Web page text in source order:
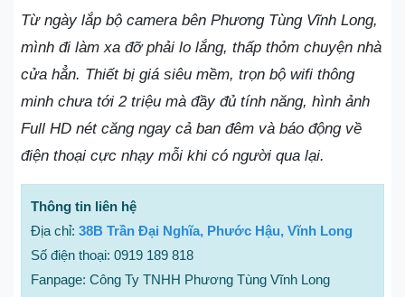
Từ ngày lắp bộ camera bên Phương Tùng Vĩnh Long,
mình đi làm xa đỡ phải lo lắng, thấp thỏm chuyện nhà
cửa hẳn. Thiết bị giá siêu mềm, trọn bộ wifi thông
minh chưa tới 2 triệu mà đầy đủ tính năng, hình ảnh
Full HD nét căng ngay cả ban đêm và báo động về
điện thoại cực nhạy mỗi khi có người qua lại.
Thông tin liên hệ
Địa chỉ: 38B Trần Đại Nghĩa, Phước Hậu, Vĩnh Long
Số điện thoại: 0919 189 818
Fanpage: Công Ty TNHH Phương Tùng Vĩnh Long